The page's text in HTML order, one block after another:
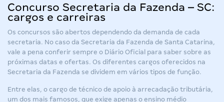
Concurso Secretaria da Fazenda – SC:
cargos e carreiras
Os concursos são abertos dependendo da demanda de cada
secretaria. No caso da Secretaria da Fazenda de Santa Catarina,
vale a pena conferir sempre o Diário Oficial para saber sobre as
próximas datas e ofertas. Os diferentes cargos oferecidos na
Secretaria da Fazenda se dividem em vários tipos de função.
Entre elas, o cargo de técnico de apoio à arrecadação tributária,
um dos mais famosos, que exige apenas o ensino médio